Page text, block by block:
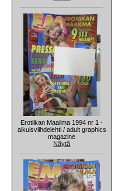
Erotiikan Maailma 1994 nr 1 -
aikuisviihdelehti / adult graphics
magazine
Näytä